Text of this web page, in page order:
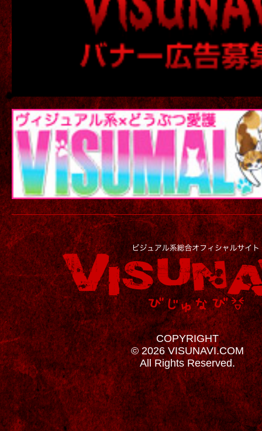
COPYRIGHT
© 2026 VISUNAVI.COM
All Rights Reserved.